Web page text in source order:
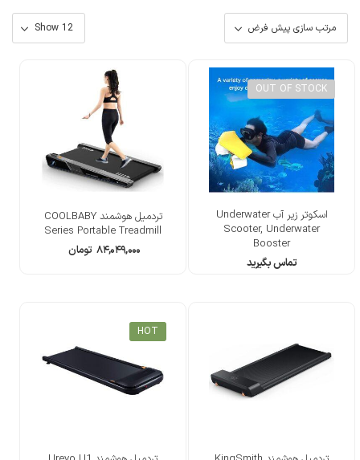
OUT OF STOCK
اسکوتر زیر آب Underwater
Scooter, Underwater
Booster
تماس بگیرید
تردمیل هوشمند COOLBABY
Series Portable Treadmill
۸۴,۰۴۹,۰۰۰ تومان
HOT